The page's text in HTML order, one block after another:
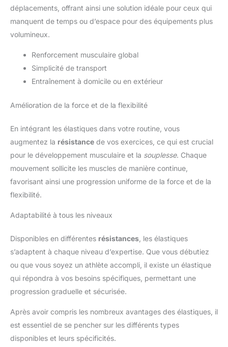
déplacements, offrant ainsi une solution idéale pour ceux qui
manquent de temps ou d’espace pour des équipements plus
volumineux.
Renforcement musculaire global
Simplicité de transport
Entraînement à domicile ou en extérieur
Amélioration de la force et de la flexibilité
En intégrant les élastiques dans votre routine, vous
augmentez la résistance de vos exercices, ce qui est crucial
pour le développement musculaire et la souplesse. Chaque
mouvement sollicite les muscles de manière continue,
favorisant ainsi une progression uniforme de la force et de la
flexibilité.
Adaptabilité à tous les niveaux
Disponibles en différentes résistances , les élastiques
s’adaptent à chaque niveau d’expertise. Que vous débutiez
ou que vous soyez un athlète accompli, il existe un élastique
qui répondra à vos besoins spécifiques, permettant une
progression graduelle et sécurisée.
Après avoir compris les nombreux avantages des élastiques, il
est essentiel de se pencher sur les différents types
disponibles et leurs spécificités.